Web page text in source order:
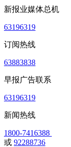
新报业媒体总机
63196319
订阅热线
63883838
早报广告联系
63196319
新闻热线
1800-7416388
或 92288736